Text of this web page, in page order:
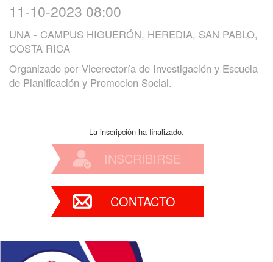
11-10-2023 08:00
UNA - CAMPUS HIGUERÓN, HEREDIA, SAN PABLO,
COSTA RICA
Organizado por Vicerectoría de Investigación y Escuela
de Planificación y Promocion Social.
La inscripción ha finalizado.
INSCRIBIRSE
CONTACTO